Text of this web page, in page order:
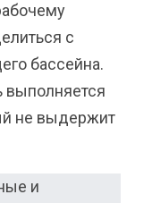
с
бассейна.
выполняется
не выдержит